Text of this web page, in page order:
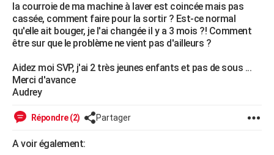
Forum
Aménagement intérieur
Extérieur
Cuisine
Salle de bains
Jardinage
Rangement
WEEK-END
Guides de France
Escapades
Patrimoine
Expositions
Musées
Week-end nature
+LIFESTYLE
Art de vivre
Bien-être
Loisirs
Mode
Modes de vie
SANTE
Alimentation
Guide de la santé
Maladies
Médicaments
Sommeil
VOYAGE
Destinations
City break
Voyage nature
Voyage de noces
Forum
Climat
PHOTO
GUIDES D'ACHAT
la courroie de ma machine à laver est coincée mais pas
cassée, comment faire pour la sortir ? Est-ce normal
qu'elle ait bouger, je l'ai changée il y a 3 mois ?! Comment
être sur que le problème ne vient pas d'ailleurs ?
Aidez moi SVP, j'ai 2 très jeunes enfants et pas de sous ...
Merci d'avance
Audrey
Répondre (2) Partager
A voir également: